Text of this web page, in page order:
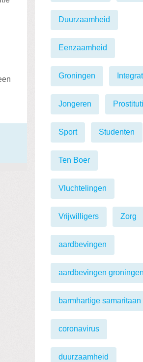
Duurzaamheid
Eenzaamheid
Groningen
Jongeren
Sport Studenten
Ten Boer
Vluchtelingen
Vrijwilligers Zorg
aardbevingen
aardbevingen groningen
barmhartige samaritaan
coronavirus
duurzaamheid